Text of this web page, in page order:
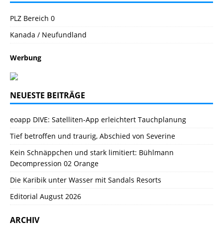
PLZ Bereich 0
Kanada / Neufundland
Werbung
NEUESTE BEITRÄGE
eoapp DIVE: Satelliten-App erleichtert Tauchplanung
Tief betroffen und traurig, Abschied von Severine
Kein Schnäppchen und stark limitiert: Bühlmann
Decompression 02 Orange
Die Karibik unter Wasser mit Sandals Resorts
Editorial August 2026
ARCHIV